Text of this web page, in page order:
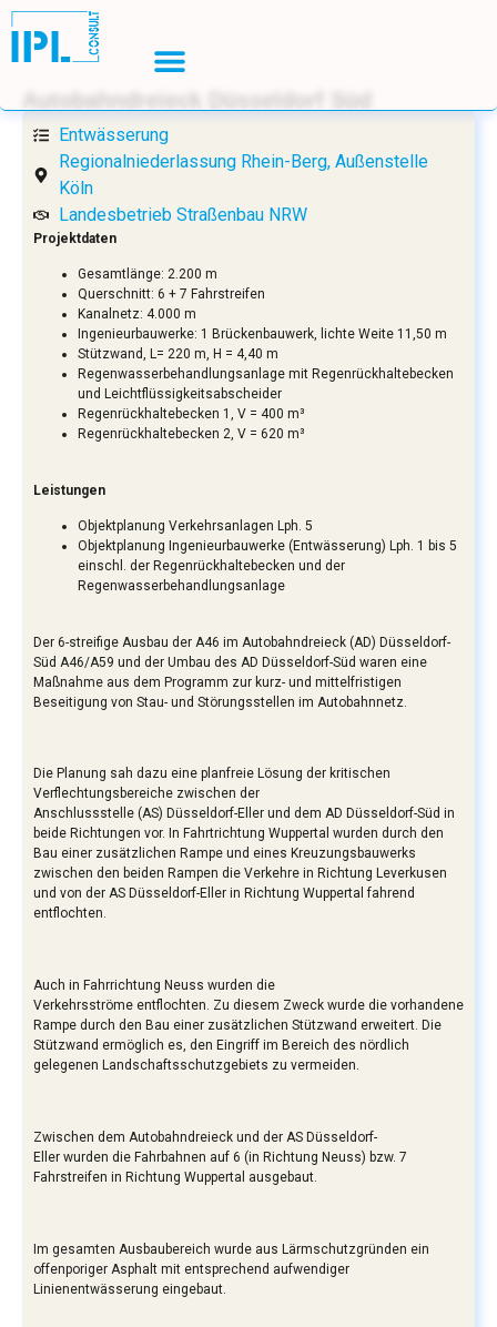
Autobahndreieck Düsseldorf Süd
Entwässerung
Regionalniederlassung Rhein-Berg, Außenstelle
Köln
Landesbetrieb Straßenbau NRW
Projektdaten
Gesamtlänge: 2.200 m
Querschnitt: 6 + 7 Fahrstreifen
Kanalnetz: 4.000 m
Ingenieurbauwerke: 1 Brückenbauwerk, lichte Weite 11,50 m
Stützwand, L= 220 m, H = 4,40 m
Regenwasserbehandlungsanlage mit Regenrückhaltebecken
und Leichtflüssigkeitsabscheider
Regenrückhaltebecken 1, V = 400 m³
Regenrückhaltebecken 2, V = 620 m³
Leistungen
Objektplanung Verkehrsanlagen Lph. 5
Objektplanung Ingenieurbauwerke (Entwässerung) Lph. 1 bis 5
einschl. der Regenrückhaltebecken und der
Regenwasserbehandlungsanlage
Der 6-streifige Ausbau der A46 im Autobahndreieck (AD) Düsseldorf-
Süd A46/A59 und der Umbau des AD Düsseldorf-Süd waren eine
Maßnahme aus dem Programm zur kurz- und mittelfristigen
Beseitigung von Stau- und Störungsstellen im Autobahnnetz.
Die Planung sah dazu eine planfreie Lösung der kritischen
Verflechtungsbereiche zwischen der
Anschlussstelle (AS) Düsseldorf-Eller und dem AD Düsseldorf-Süd in
beide Richtungen vor. In Fahrtrichtung Wuppertal wurden durch den
Bau einer zusätzlichen Rampe und eines Kreuzungsbauwerks
zwischen den beiden Rampen die Verkehre in Richtung Leverkusen
und von der AS Düsseldorf-Eller in Richtung Wuppertal fahrend
entflochten.
Auch in Fahrrichtung Neuss wurden die
Verkehrsströme entflochten. Zu diesem Zweck wurde die vorhandene
Rampe durch den Bau einer zusätzlichen Stützwand erweitert. Die
Stützwand ermöglich es, den Eingriff im Bereich des nördlich
gelegenen Landschaftsschutzgebiets zu vermeiden.
Zwischen dem Autobahndreieck und der AS Düsseldorf-
Eller wurden die Fahrbahnen auf 6 (in Richtung Neuss) bzw. 7
Fahrstreifen in Richtung Wuppertal ausgebaut.
Im gesamten Ausbaubereich wurde aus Lärmschutzgründen ein
offenporiger Asphalt mit entsprechend aufwendiger
Linienentwässerung eingebaut.